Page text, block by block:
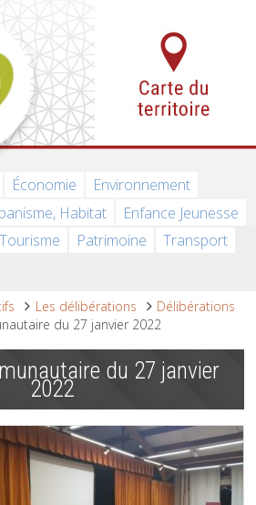
Économie
Environnement
Habitat
Enfance Jeunesse
Tourisme Patrimoine Transport
Les délibérations
Délibérations
du 27 janvier 2022
du 27 janvier
2022